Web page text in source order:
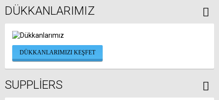
DÜKKANLARIMIZ
DÜKKANLARIMIZI KEŞFET
SUPPLIERS